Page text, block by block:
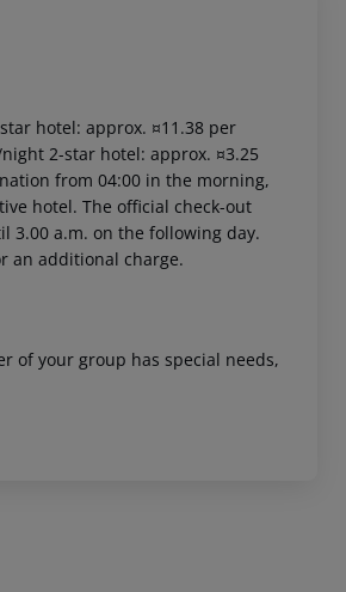
hotel: approx. ¤11.38 per
2-star hotel: approx. ¤3.25
from 04:00 in the morning,
hotel. The official check-out
3.00 a.m. on the following day.
an additional charge.
of your group has special needs,